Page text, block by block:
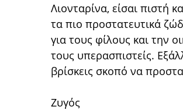
Λιονταρίνα, είσαι πιστή
τα πιο προστατευτικά
για τους φίλους και την
τους υπερασπιστείς.
βρίσκεις σκοπό να
Ζυγός